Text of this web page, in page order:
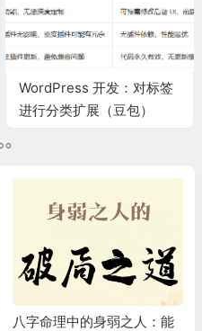
WordPress 开发：对标签
进行分类扩展（豆包）
八字命理中的身弱之人：能